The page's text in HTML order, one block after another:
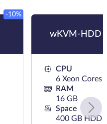
-10%
wKVM-HDD
CPU
6 Xeon Cores
RAM
16 GB
Space
400 GB HDD